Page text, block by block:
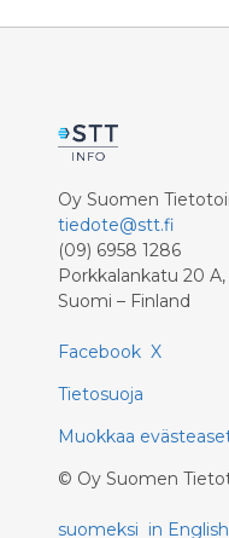
Oy Suomen
tiedote@stt.fi
(09) 6958 1286
Porkkalankatu 20
Suomi – Finland
Facebook X
Tietosuoja
Muokkaa
© Oy Suomen
suomeksi in English